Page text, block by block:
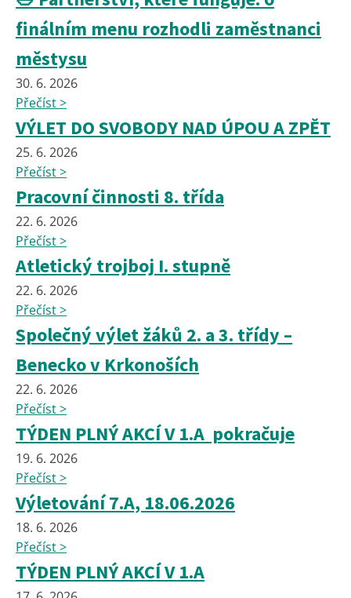
finálním menu rozhodli zaměstnanci
městysu
30. 6. 2026
Přečíst >
VÝLET DO SVOBODY NAD ÚPOU A ZPĚT
25. 6. 2026
Přečíst >
Pracovní činnosti 8. třída
22. 6. 2026
Přečíst >
Atletický trojboj I. stupně
22. 6. 2026
Přečíst >
Společný výlet žáků 2. a 3. třídy –
Benecko v Krkonoších
22. 6. 2026
Přečíst >
TÝDEN PLNÝ AKCÍ V 1.A pokračuje
19. 6. 2026
Přečíst >
Výletování 7.A, 18.06.2026
18. 6. 2026
Přečíst >
TÝDEN PLNÝ AKCÍ V 1.A